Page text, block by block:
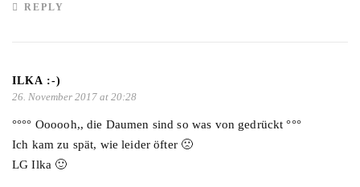
REPLY
ILKA :-)
26. November 2017 at 20:28
°°°° Oooooh,, die Daumen sind so was von gedrückt °°°
Ich kam zu spät, wie leider öfter 🙁
LG Ilka 🙂